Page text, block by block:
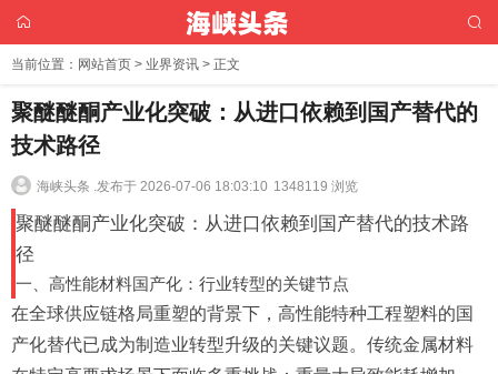
当前位置： 网站首页 > 业界资讯 > 正文
聚醚醚酮产业化突破：从进口依赖到国产替代的
技术路径
海峡头条 .发布于 2026-07-06 18:03:10 1348119 浏览
聚醚醚酮产业化突破：从进口依赖到国产替代的技术路
径
一、高性能材料国产化：行业转型的关键节点
在全球供应链格局重塑的背景下，高性能特种工程塑料的国
产化替代已成为制造业转型升级的关键议题。传统金属材料